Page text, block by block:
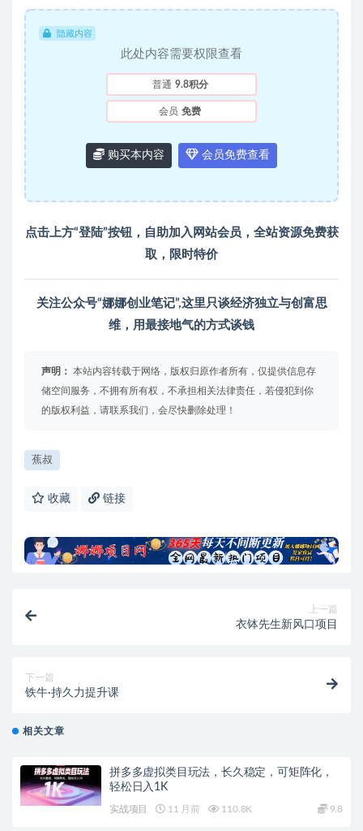
隐藏内容
此处内容需要权限查看
普通 9.8积分
会员 免费
购买本内容 会员免费查看
点击上方“登陆”按钮，自助加入 网站会员 ，全站资源免费获
取，限时特价
关注公众号“娜娜创业笔记”,这里只谈经济独立与创富思
维，用最接地气的方式谈钱
声明： 本站内容转载于网络，版权归原作者所有，仅提供信息存
储空间服务，不拥有所有权，不承担相关法律责任，若侵犯到你
的版权利益，请联系我们，会尽快删除处理！
蕉叔
收藏 链接
上一篇
衣钵先生新风口项目
下一篇
铁牛·持久力提升课
相关文章
拼多多虚拟类目玩法，长久稳定，可矩阵化，
轻松日入1K
实战项目 11 月前 110.8K 9.8